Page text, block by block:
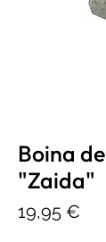
Boina
"Zaida"
19,95 €